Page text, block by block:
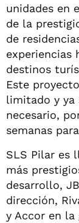
unidades en
de la
de
experiencias
destinos
Este
limitado y ya
necesario,
semanas
SLS Pilar es
más
desarrollo,
dirección,
y Accor en